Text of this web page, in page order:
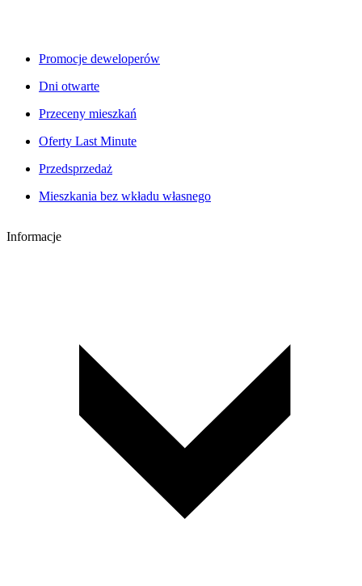
Promocje deweloperów
Dni otwarte
Przeceny mieszkań
Oferty Last Minute
Przedsprzedaż
Mieszkania bez wkładu własnego
Informacje